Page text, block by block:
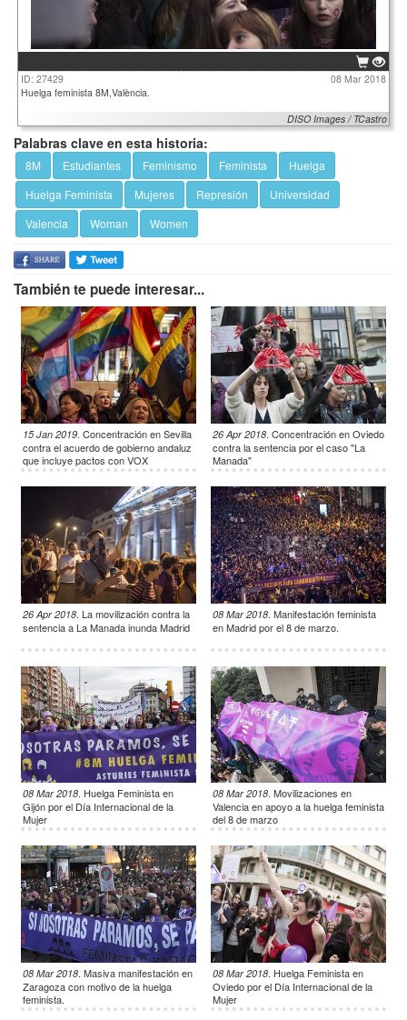
ID: 27429
08 Mar 2018
Huelga feminista 8M,València.
DISO Images / TCastro
Palabras clave en esta historia:
8M Estudiantes Feminismo Feminista
Huelga
Huelga Feminista
Mujeres Represión
Universidad
Valencia
Woman Women
También te puede interesar...
15 Jan 2019. Concentración en Sevilla
contra el acuerdo de gobierno andaluz
que incluye pactos con VOX
26 Apr 2018. Concentración en Oviedo
contra la sentencia por el caso "La
Manada"
26 Apr 2018. La movilización contra la
sentencia a La Manada inunda Madrid
08 Mar 2018. Manifestación feminista
en Madrid por el 8 de marzo.
08 Mar 2018. Huelga Feminista en
Gijón por el Día Internacional de la
Mujer
08 Mar 2018. Movilizaciones en
Valencia en apoyo a la huelga feminista
del 8 de marzo
08 Mar 2018. Masiva manifestación en
Zaragoza con motivo de la huelga
feminista.
08 Mar 2018. Huelga Feminista en
Oviedo por el Día Internacional de la
Mujer